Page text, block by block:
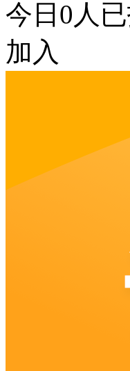
今日 0 人
加入